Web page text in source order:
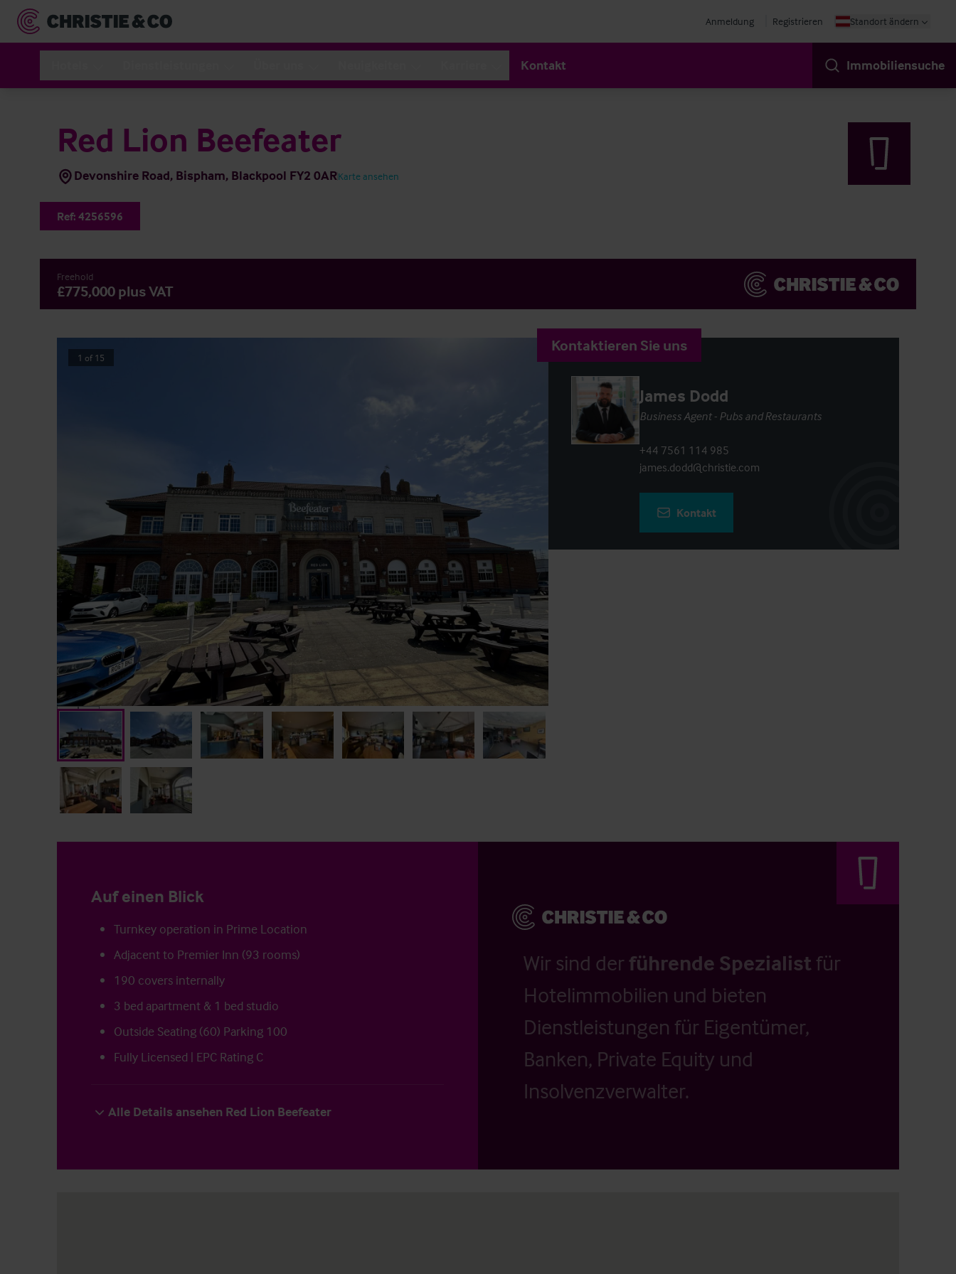
Anmeldung Registrieren Standort ändern
Kontakt Immobiliensuche
Red Lion Beefeater
Devonshire Road, Bispham, Blackpool FY2 0ARKarte ansehen
Ref: 4256596
Freehold
£775,000 plus VAT
1 of 15
Kontaktieren Sie uns
James Dodd
Business Agent - Pubs and Restaurants
+44 7561 114 985
james.dodd@christie.com
Kontakt
Auf einen Blick
Turnkey operation in Prime Location
Adjacent to Premier Inn (93 rooms)
190 covers internally
3 bed apartment & 1 bed studio
Outside Seating (60) Parking 100
Fully Licensed | EPC Rating C
Alle Details ansehen Red Lion Beefeater
Wir sind der führende Spezialistfür
Hotelimmobilien und bieten
Dienstleistungen für Eigentümer,
Banken, Private Equity und
Insolvenzverwalter.